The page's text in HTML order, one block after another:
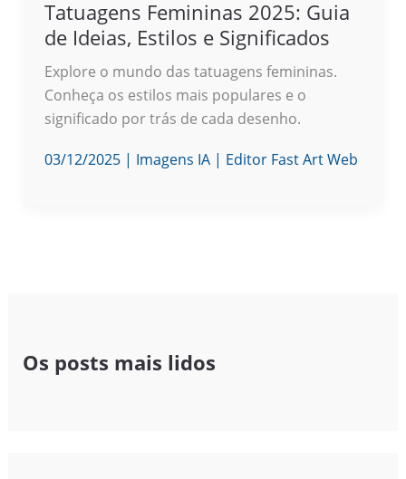
Tatuagens Femininas 2025: Guia
de Ideias, Estilos e Significados
Explore o mundo das tatuagens femininas.
Conheça os estilos mais populares e o
significado por trás de cada desenho.
03/12/2025 | Imagens IA| Editor Fast Art Web
Os posts mais lidos